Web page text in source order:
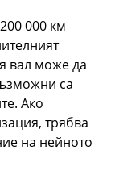
000 км
вал може да
са
Ако
трябва
на нейното
е грижил за
на
обикновено